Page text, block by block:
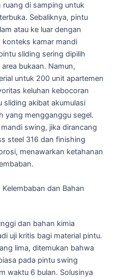
ruang di samping untuk
Sebaliknya, pintu
atau ke luar dengan
konteks kamar mandi
sliding sering dipilih
bukaan. Namun,
untuk 200 unit apartemen
keluhan kebocoran
sliding akibat akumulasi
yang mengganggu segel.
swing, jika dirancang
steel 316 dan finishing
menawarkan ketahanan
dan Bahan
dan bahan kimia
uji kritis bagi material pintu.
lima, ditemukan bahwa
pada pintu swing
waktu 6 bulan. Solusinya